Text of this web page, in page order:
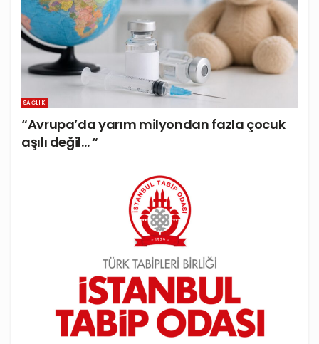
SAĞLIK
“Avrupa’da yarım milyondan fazla çocuk
aşılı değil… “